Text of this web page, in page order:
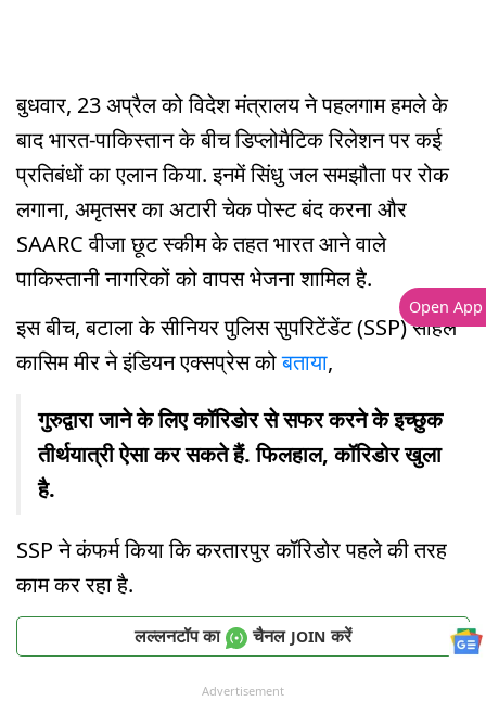
बुधवार, 23 अप्रैल को विदेश मंत्रालय ने पहलगाम हमले के
बाद भारत-पाकिस्तान के बीच डिप्लोमैटिक रिलेशन पर कई
प्रतिबंधों का एलान किया. इनमें सिंधु जल समझौता पर रोक
लगाना, अमृतसर का अटारी चेक पोस्ट बंद करना और
SAARC वीजा छूट स्कीम के तहत भारत आने वाले
पाकिस्तानी नागरिकों को वापस भेजना शामिल है.
इस बीच, बटाला के सीनियर पुलिस सुपरिटेंडेंट (SSP) सोहेल
कासिम मीर ने इंडियन एक्सप्रेस कोबताया,
गुरुद्वारा जाने के लिए कॉरिडोर से सफर करने के इच्छुक
तीर्थयात्री ऐसा कर सकते हैं. फिलहाल, कॉरिडोर खुला
है.
SSP ने कंफर्म किया कि करतारपुर कॉरिडोर पहले की तरह
काम कर रहा है.
लल्लनटॉप का चैनल JOIN करें
Advertisement
Open App